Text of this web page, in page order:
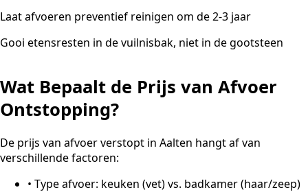
Laat afvoeren preventief reinigen om de 2-3 jaar
Gooi etensresten in de vuilnisbak, niet in de gootsteen
Wat Bepaalt de Prijs van Afvoer
Ontstopping?
De prijs van afvoer verstopt in Aalten hangt af van
verschillende factoren:
• Type afvoer: keuken (vet) vs. badkamer (haar/zeep)